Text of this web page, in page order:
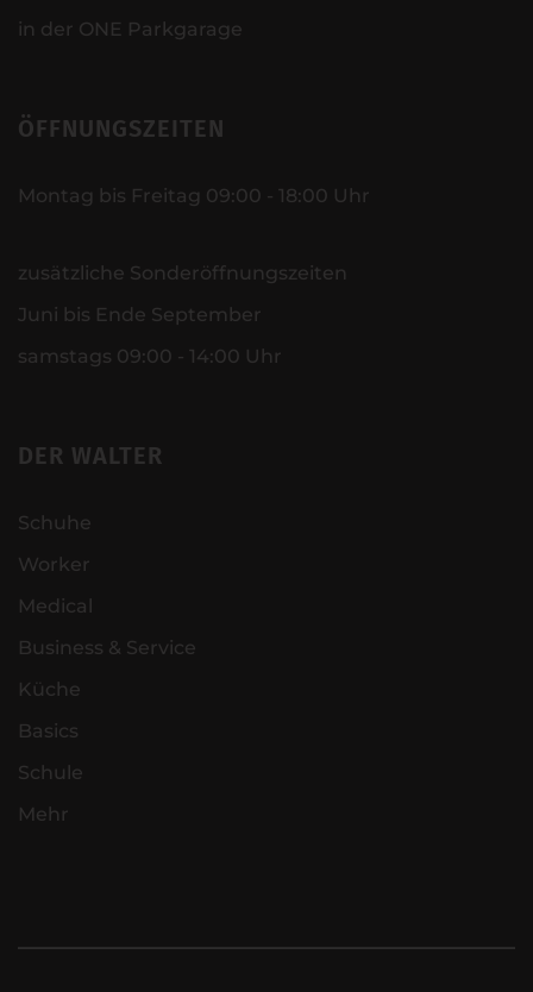
in der ONE Parkgarage
ÖFFNUNGSZEITEN
Montag bis Freitag 09:00 - 18:00 Uhr
zusätzliche Sonderöffnungszeiten
Juni bis Ende September
samstags 09:00 - 14:00 Uhr
DER WALTER
Schuhe
Worker
Medical
Business & Service
Küche
Basics
Schule
Mehr